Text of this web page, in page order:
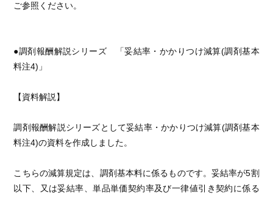
ご参照ください。
●調剤報酬解説シリーズ 「妥結率・かかりつけ減算(調剤基本
料注4)」
【資料解説】
調剤報酬解説シリーズとして妥結率・かかりつけ減算(調剤基本
料注4)の資料を作成しました。
こちらの減算規定は、調剤基本料に係るものです。妥結率が5割
以下、又は妥結率、単品単価契約率及び一律値引き契約に係る